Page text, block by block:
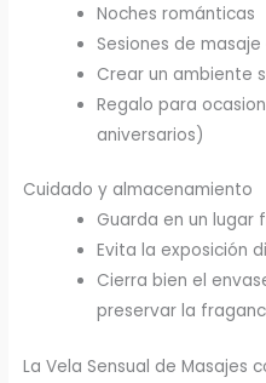
Noches románticas
Sesiones de
Crear un ambiente
Regalo para
aniversarios)
Cuidado y almacenamiento
Guarda en un lugar
Evita la exposición
Cierra bien el
preservar la
La Vela Sensual de Masajes